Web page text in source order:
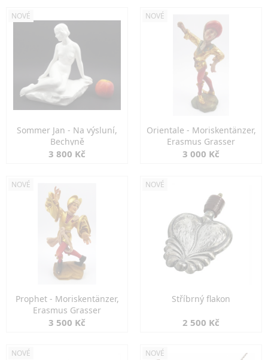
NOVÉ
Sommer Jan - Na výsluní,
Bechyně
3 800 Kč
NOVÉ
Orientale - Moriskentänzer,
Erasmus Grasser
3 000 Kč
NOVÉ
Prophet - Moriskentänzer,
Erasmus Grasser
3 500 Kč
NOVÉ
Stříbrný flakon
2 500 Kč
NOVÉ NOVÉ